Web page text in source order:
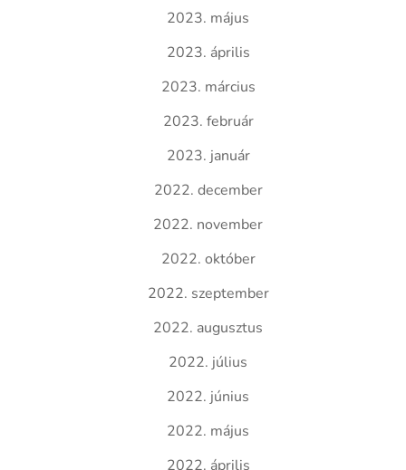
2023. május
2023. április
2023. március
2023. február
2023. január
2022. december
2022. november
2022. október
2022. szeptember
2022. augusztus
2022. július
2022. június
2022. május
2022. április